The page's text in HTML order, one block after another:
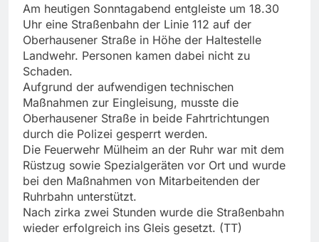
Am heutigen Sonntagabend entgleiste um 18.30
Uhr eine Straßenbahn der Linie 112 auf der
Oberhausener Straße in Höhe der Haltestelle
Landwehr. Personen kamen dabei nicht zu
Schaden.
Aufgrund der aufwendigen technischen
Maßnahmen zur Eingleisung, musste die
Oberhausener Straße in beide Fahrtrichtungen
durch die Polizei gesperrt werden.
Die Feuerwehr Mülheim an der Ruhr war mit dem
Rüstzug sowie Spezialgeräten vor Ort und wurde
bei den Maßnahmen von Mitarbeitenden der
Ruhrbahn unterstützt.
Nach zirka zwei Stunden wurde die Straßenbahn
wieder erfolgreich ins Gleis gesetzt. (TT)